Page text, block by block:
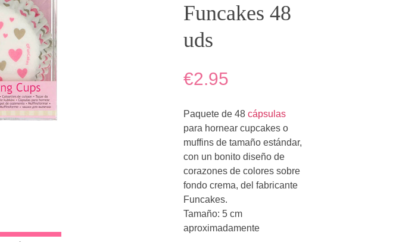
Funcakes 48
uds
€2.95
Paquete de 48 cápsulas
para hornear cupcakes o
muffins de tamaño estándar,
con un bonito diseño de
corazones de colores sobre
fondo crema, del fabricante
Funcakes.
Tamaño: 5 cm
aproximadamente